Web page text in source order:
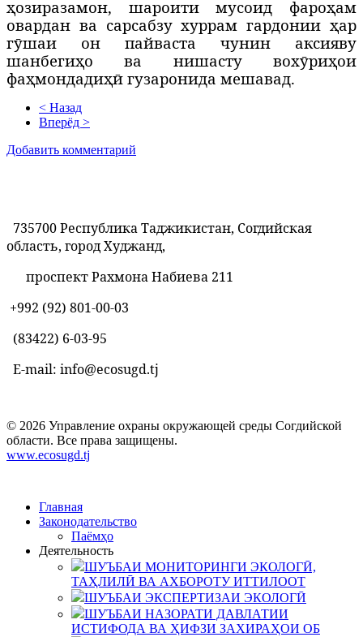
ҳозиразамон, шароити мусоид фароҳам
овардан ва сарсабзу хуррам гардонии ҳар
гӯшаи он пайваста чунин аксияву
шанбегиҳо ва нишасту вохӯриҳои
фаҳмондадиҳӣ гузаронида мешавад.
< Назад
Вперёд >
Добавить комментарий
735700 Республика Таджикистан, Согдийская
область, город Худжанд,
проспект Рахмона Набиева 211
+992 (92) 801-00-03
(83422) 6-03-95
E-mail: info@ecosugd.tj
© 2026 Управление охраны окружающей среды Согдийской
области. Все права защищены.
www.ecosugd.tj
Главная
Законодательство
Паёмҳо
Деятельность
ШУЪБАИ МОНИТОРИНГИ ЭКОЛОГӢ,
ТАҲЛИЛӢ ВА АХБОРОТУ ИТТИЛООТ
ШУЪБАИ ЭКСПЕРТИЗАИ ЭКОЛОГӢ
ШУЪБАИ НАЗОРАТИ ДАВЛАТИИ
ИСТИФОДА ВА ҲИФЗИ ЗАХИРАҲОИ ОБ